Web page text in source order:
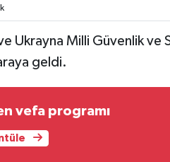
Ukrayna Milli Güvenlik ve
geldi.
vefa programı